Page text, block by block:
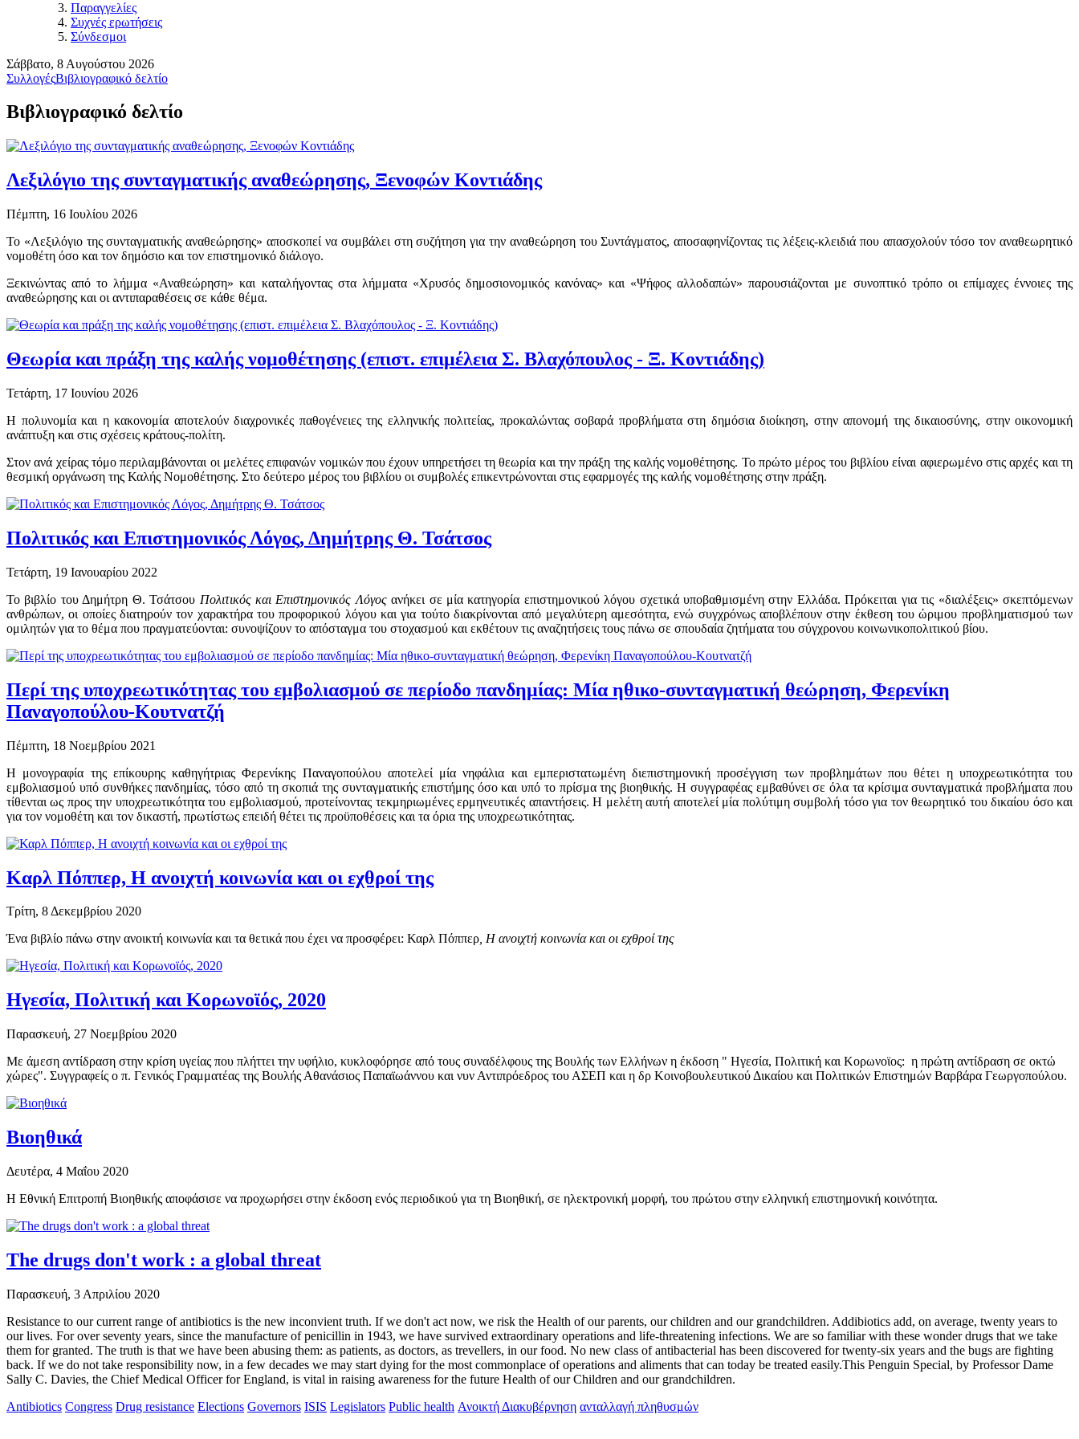
Παραγγελίες
Συχνές ερωτήσεις
Σύνδεσμοι
Σάββατο, 8 Αυγούστου 2026
ΣυλλογέςΒιβλιογραφικό δελτίο
Βιβλιογραφικό δελτίο
Λεξιλόγιο της συνταγματικής αναθεώρησης, Ξενοφών Κοντιάδης
Πέμπτη, 16 Ιουλίου 2026
Το «Λεξιλόγιο της συνταγματικής αναθεώρησης» αποσκοπεί να συμβάλει στη συζήτηση για την αναθεώρηση του Συντάγματος, αποσαφηνίζοντας τις λέξεις-κλειδιά που απασχολούν τόσο τον αναθεωρητικό
νομοθέτη όσο και τον δημόσιο και τον επιστημονικό διάλογο.
Ξεκινώντας από το λήμμα «Αναθεώρηση» και καταλήγοντας στα λήμματα «Χρυσός δημοσιονομικός κανόνας» και «Ψήφος αλλοδαπών» παρουσιάζονται με συνοπτικό τρόπο οι επίμαχες έννοιες της
αναθεώρησης και οι αντιπαραθέσεις σε κάθε θέμα.
Θεωρία και πράξη της καλής νομοθέτησης (επιστ. επιμέλεια Σ. Βλαχόπουλος - Ξ. Κοντιάδης)
Τετάρτη, 17 Ιουνίου 2026
Η πολυνομία και η κακονομία αποτελούν διαχρονικές παθογένειες της ελληνικής πολιτείας, προκαλώντας σοβαρά προβλήματα στη δημόσια διοίκηση, στην απονομή της δικαιοσύνης, στην οικονομική
ανάπτυξη και στις σχέσεις κράτους-πολίτη.
Στον ανά χείρας τόμο περιλαμβάνονται οι μελέτες επιφανών νομικών που έχουν υπηρετήσει τη θεωρία και την πράξη της καλής νομοθέτησης. Το πρώτο μέρος του βιβλίου είναι αφιερωμένο στις αρχές και τη
θεσμική οργάνωση της Καλής Νομοθέτησης. Στο δεύτερο μέρος του βιβλίου οι συμβολές επικεντρώνονται στις εφαρμογές της καλής νομοθέτησης στην πράξη.
Πολιτικός και Επιστημονικός Λόγος, Δημήτρης Θ. Τσάτσος
Τετάρτη, 19 Ιανουαρίου 2022
Το βιβλίο του Δημήτρη Θ. Τσάτσου Πολιτικός και Επιστημονικός Λόγοςανήκει σε μία κατηγορία επιστημονικού λόγου σχετικά υποβαθμισμένη στην Ελλάδα. Πρόκειται για τις «διαλέξεις» σκεπτόμενων
ανθρώπων, οι οποίες διατηρούν τον χαρακτήρα του προφορικού λόγου και για τούτο διακρίνονται από μεγαλύτερη αμεσότητα, ενώ συγχρόνως αποβλέπουν στην έκθεση του ώριμου προβληματισμού των
ομιλητών για το θέμα που πραγματεύονται: συνοψίζουν το απόσταγμα του στοχασμού και εκθέτουν τις αναζητήσεις τους πάνω σε σπουδαία ζητήματα του σύγχρονου κοινωνικοπολιτικού βίου.
Περί της υποχρεωτικότητας του εμβολιασμού σε περίοδο πανδημίας: Μία ηθικο-συνταγματική θεώρηση, Φερενίκη
Παναγοπούλου-Κουτνατζή
Πέμπτη, 18 Νοεμβρίου 2021
Η μονογραφία της επίκουρης καθηγήτριας Φερενίκης Παναγοπούλου αποτελεί μία νηφάλια και εμπεριστατωμένη διεπιστημονική προσέγγιση των προβλημάτων που θέτει η υποχρεωτικότητα του
εμβολιασμού υπό συνθήκες πανδημίας, τόσο από τη σκοπιά της συνταγματικής επιστήμης όσο και υπό το πρίσμα της βιοηθικής. Η συγγραφέας εμβαθύνει σε όλα τα κρίσιμα συνταγματικά προβλήματα που
τίθενται ως προς την υποχρεωτικότητα του εμβολιασμού, προτείνοντας τεκμηριωμένες ερμηνευτικές απαντήσεις. Η μελέτη αυτή αποτελεί μία πολύτιμη συμβολή τόσο για τον θεωρητικό του δικαίου όσο και
για τον νομοθέτη και τον δικαστή, πρωτίστως επειδή θέτει τις προϋποθέσεις και τα όρια της υποχρεωτικότητας.
Καρλ Πόππερ, Η ανοιχτή κοινωνία και οι εχθροί της
Τρίτη, 8 Δεκεμβρίου 2020
Ένα βιβλίο πάνω στην ανοικτή κοινωνία και τα θετικά που έχει να προσφέρει: Καρλ Πόππερ, Η ανοιχτή κοινωνία και οι εχθροί της
Ηγεσία, Πολιτική και Κορωνοϊός, 2020
Παρασκευή, 27 Νοεμβρίου 2020
Με άμεση αντίδραση στην κρίση υγείας που πλήττει την υφήλιο, κυκλοφόρησε από τους συναδέλφους της Βουλής των Ελλήνων η έκδοση " Ηγεσία, Πολιτική και Κορωνοϊος: η πρώτη αντίδραση σε οκτώ
χώρες". Συγγραφείς ο π. Γενικός Γραμματέας της Βουλής Αθανάσιος Παπαϊωάννου και νυν Αντιπρόεδρος του ΑΣΕΠ και η δρ Κοινοβουλευτικού Δικαίου και Πολιτικών Επιστημών Βαρβάρα Γεωργοπούλου.
Βιοηθικά
Δευτέρα, 4 Μαΐου 2020
Η Εθνική Επιτροπή Βιοηθικής αποφάσισε να προχωρήσει στην έκδοση ενός περιοδικού για τη Βιοηθική, σε ηλεκτρονική μορφή, του πρώτου στην ελληνική επιστημονική κοινότητα.
The drugs don't work : a global threat
Παρασκευή, 3 Απριλίου 2020
Resistance to our current range of antibiotics is the new inconvient truth. If we don't act now, we risk the Health of our parents, our children and our grandchildren. Addibiotics add, on average, twenty years to
our lives. For over seventy years, since the manufacture of penicillin in 1943, we have survived extraordinary operations and life-threatening infections. We are so familiar with these wonder drugs that we take
them for granted. The truth is that we have been abusing them: as patients, as doctors, as trevellers, in our food. No new class of antibacterial has been discovered for twenty-six years and the bugs are fighting
back. If we do not take responsibility now, in a few decades we may start dying for the most commonplace of operations and aliments that can today be treated easily.This Penguin Special, by Professor Dame
Sally C. Davies, the Chief Medical Officer for England, is vital in raising awareness for the future Health of our Children and our grandchildren.
Antibiotics Congress Drug resistance Elections Governors ISIS Legislators Public health Ανοικτή Διακυβέρνηση ανταλλαγή πληθυσμών